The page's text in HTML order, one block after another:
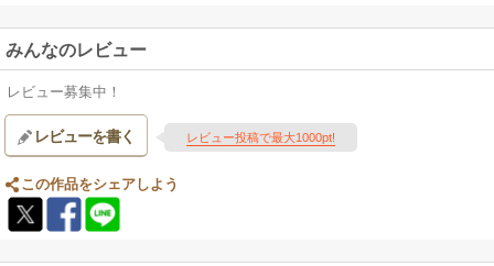
みんなのレビュー
レビュー募集中！
レビューを書く レビュー投稿で最大1000pt!
この作品をシェアしよう